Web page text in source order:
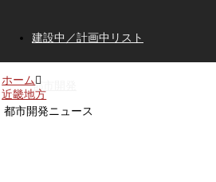
建設中／計画中リスト
都市開発
ホーム
近畿地方
都市開発ニュース